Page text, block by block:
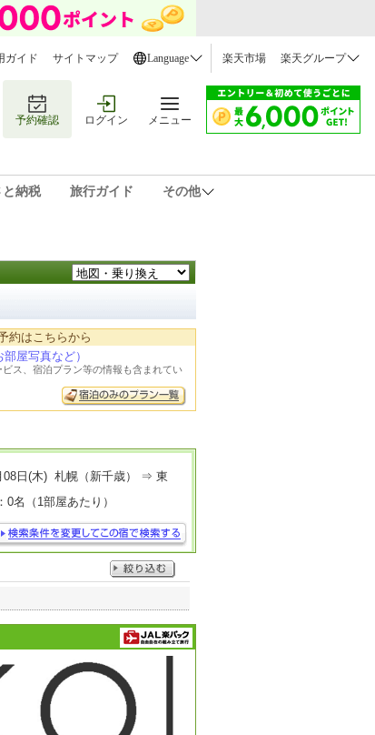
ガイド サイトマップ Language 楽天市場 楽天グループ
予約確認 ログイン メニュー
と納税 旅行ガイド その他
約はこちらから
屋写真など）
ス、宿泊プラン等の情報も含まれてい
08日(木) 札幌（新千歳） ⇒ 東
（1部屋あたり）